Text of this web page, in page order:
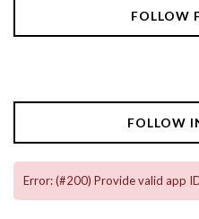
FOLLOW
FOLLOW
Error: (#200) Provide valid app